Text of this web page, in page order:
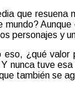
que
personajes y
¿qué
nunca tuve
también se